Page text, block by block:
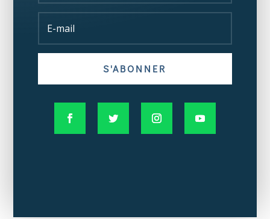
S'ABONNER